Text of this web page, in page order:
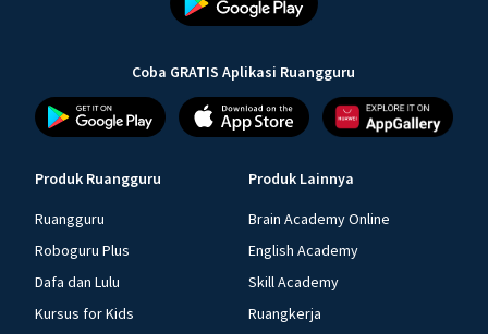
Coba GRATIS Aplikasi Ruangguru
Produk Ruangguru
Ruangguru
Roboguru Plus
Dafa dan Lulu
Kursus for Kids
Produk Lainnya
Brain Academy Online
English Academy
Skill Academy
Ruangkerja